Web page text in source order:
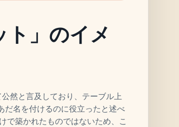
」のイメ
然と言及しており、テーブル上
名を付けるのに役立ったと述べ
で築かれたものではないため、こ